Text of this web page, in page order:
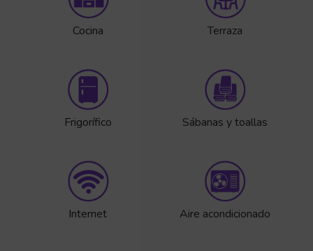
Cocina Terraza
Frigorífico Sábanas y toallas
Internet Aire acondicionado